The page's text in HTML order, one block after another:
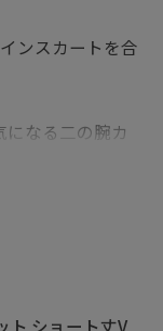
ンスカートを合
なる二の腕カ
ます！
ト ショート丈V